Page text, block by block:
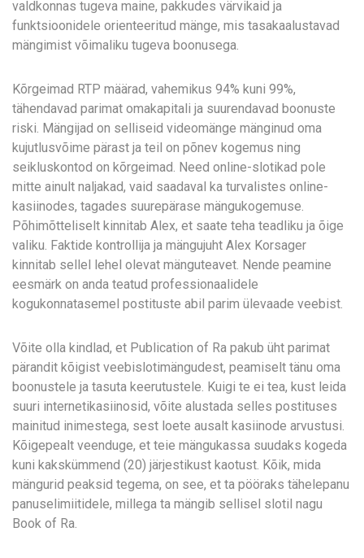
valdkonnas tugeva maine, pakkudes värvikaid ja
funktsioonidele orienteeritud mänge, mis tasakaalustavad
mängimist võimaliku tugeva boonusega.
Kõrgeimad RTP määrad, vahemikus 94% kuni 99%,
tähendavad parimat omakapitali ja suurendavad boonuste
riski. Mängijad on selliseid videomänge mänginud oma
kujutlusvõime pärast ja teil on põnev kogemus ning
seikluskontod on kõrgeimad. Need online-slotikad pole
mitte ainult naljakad, vaid saadaval ka turvalistes online-
kasiinodes, tagades suurepärase mängukogemuse.
Põhimõtteliselt kinnitab Alex, et saate teha teadliku ja õige
valiku. Faktide kontrollija ja mängujuht Alex Korsager
kinnitab sellel lehel olevat mänguteavet. Nende peamine
eesmärk on anda teatud professionaalidele
kogukonnatasemel postituste abil parim ülevaade veebist.
Võite olla kindlad, et Publication of Ra pakub üht parimat
pärandit kõigist veebislotimängudest, peamiselt tänu oma
boonustele ja tasuta keerutustele. Kuigi te ei tea, kust leida
suuri internetikasiinosid, võite alustada selles postituses
mainitud inimestega, sest loete ausalt kasiinode arvustusi.
Kõigepealt veenduge, et teie mängukassa suudaks kogeda
kuni kakskümmend (20) järjestikust kaotust. Kõik, mida
mängurid peaksid tegema, on see, et ta pööraks tähelepanu
panuselimiitidele, millega ta mängib sellisel slotil nagu
Book of Ra.